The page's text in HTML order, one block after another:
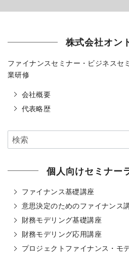
株式会社オン
ファイナンスセミナー・ビジネスセ
業研修
会社概要
代表略歴
個人向けセミナー
ファイナンス基礎講座
意思決定のためのファイナンス
財務モデリング基礎講座
財務モデリング応用講座
プロジェクトファイナンス・モ